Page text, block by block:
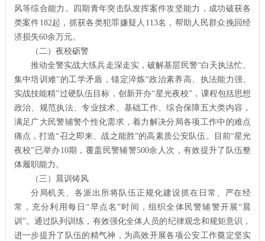
风等综合能力。四期青年突击队发挥案件攻坚能力，成功破获各
类案件182起，抓获各类犯罪嫌疑人113名，帮助人民群众挽回经
济损失60余万元。
（二）夜校砺警
推动全警实战大练兵走深走实，破解基层民警“白天执法忙、
集中培训难”的工学矛盾，锚定淬炼“政治素养高、执法能力强、
实战技能精”过硬队伍目标，创新开办“星光夜校”，课程包括思想
政治、规范执法、专业技术、基础工作、综合保障五大类内容，
满足广大民警辅警个性化需求，着力解决分局各项工作中的难点
痛点，打造“召之即来、战之能胜”的高素质公安队伍。目前“星光
夜校”已举办10期，覆盖民警辅警500余人次，有效提升了队伍整
体履职能力。
（三）晨训铸风
分局机关、各派出所将队伍正规化建设抓在日常、严在经
常，充分利用每日“早点名”时间，组织全体民警辅警开展“晨
训”。通过队列训练，有效强化全体人员的纪律观念和规矩意识，
进一步提升了队伍的精气神，为高效开展各项公安工作奠定坚实